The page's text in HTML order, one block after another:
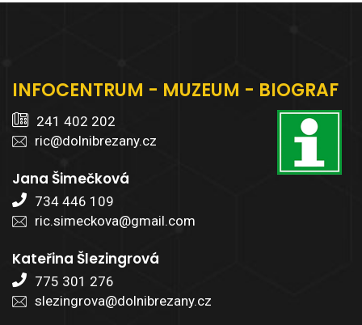
INFOCENTRUM - MUZEUM - BIOGRAF
241 402 202
ric@dolnibrezany.cz
Jana Šimečková
734 446 109
ric.simeckova@gmail.com
Kateřina Šlezingrová
775 301 276
slezingrova@dolnibrezany.cz